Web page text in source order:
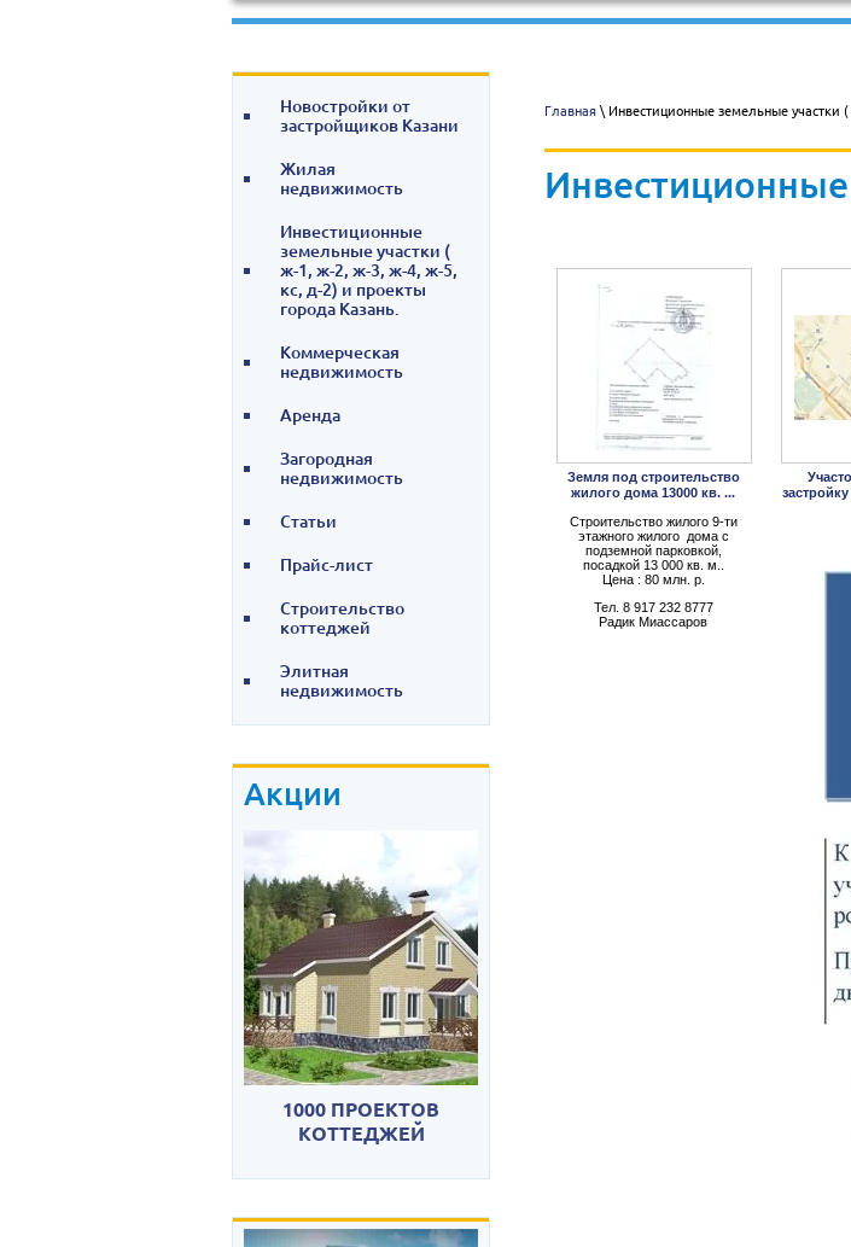
Новостройки от
застройщиков Казани
Жилая
недвижимость
Инвестиционные
земельные участки (
ж-1, ж-2, ж-3, ж-4, ж-5,
кс, д-2) и проекты
города Казань.
Коммерческая
недвижимость
Аренда
Загородная
недвижимость
Статьи
Прайс-лист
Строительство
коттеджей
Элитная
недвижимость
Акции
1000 ПРОЕКТОВ
КОТТЕДЖЕЙ
Главная \ Инвестиционные земельные участки
Земля под строительство
жилого дома 13000 кв. ...
Строительство жилого 9-ти
этажного жилого дома с
подземной парковкой,
посадкой 13 000 кв. м..
Цена : 80 млн. р.
Тел. 8 917 232 8777
Радик Миассаров